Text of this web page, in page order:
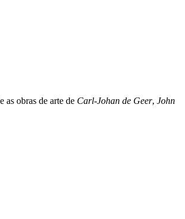
e as obras de arte de Carl-Johan de Geer, John